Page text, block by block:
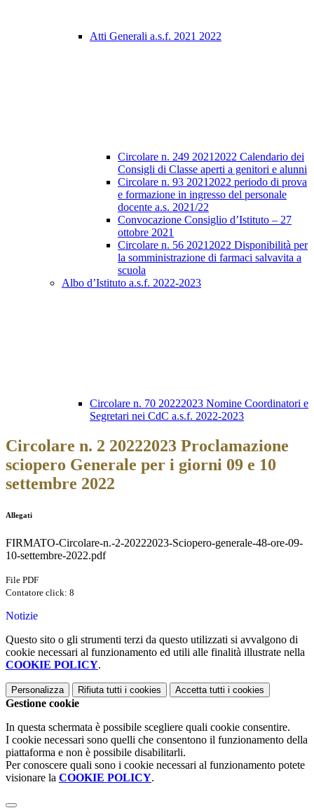
Atti Generali a.s.f. 2021 2022
Circolare n. 249 20212022 Calendario dei
Consigli di Classe aperti a genitori e alunni
Circolare n. 93 20212022 periodo di prova
e formazione in ingresso del personale
docente a.s. 2021/22
Convocazione Consiglio d’Istituto – 27
ottobre 2021
Circolare n. 56 20212022 Disponibilità per
la somministrazione di farmaci salvavita a
scuola
Albo d’Istituto a.s.f. 2022-2023
Circolare n. 70 20222023 Nomine Coordinatori e
Segretari nei CdC a.s.f. 2022-2023
Circolare n. 2 20222023 Proclamazione
sciopero Generale per i giorni 09 e 10
settembre 2022
Allegati
FIRMATO-Circolare-n.-2-20222023-Sciopero-generale-48-ore-09-
10-settembre-2022.pdf
File PDF
Contatore click: 8
Notizie
Questo sito o gli strumenti terzi da questo utilizzati si avvalgono di
cookie necessari al funzionamento ed utili alle finalità illustrate nella
COOKIE POLICY.
Personalizza Rifiuta tutti i cookies Accetta tutti i cookies
Gestione cookie
In questa schermata è possibile scegliere quali cookie consentire.
I cookie necessari sono quelli che consentono il funzionamento della
piattaforma e non è possibile disabilitarli.
Per conoscere quali sono i cookie necessari al funzionamento potete
visionare la COOKIE POLICY.